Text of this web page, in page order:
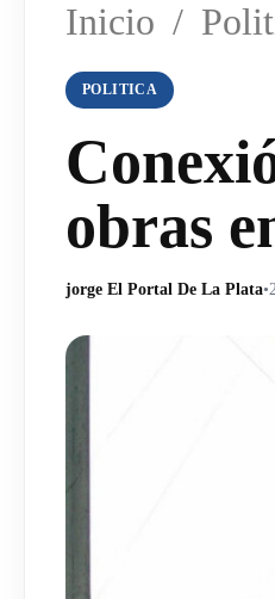
Inicio /
POLITICA
obras
jorge El Portal De La Plata•